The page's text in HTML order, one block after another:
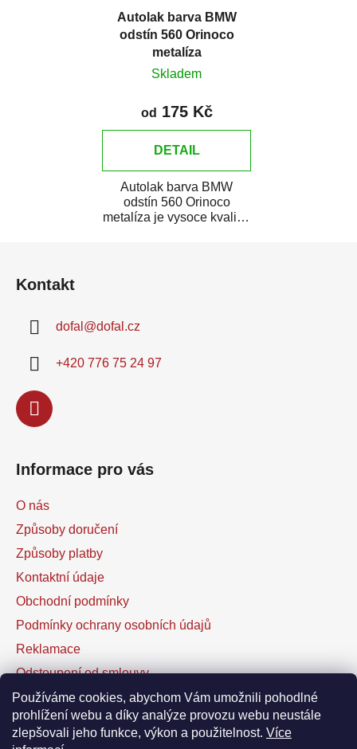
Používáme cookies, abychom Vám umožnili pohodlné
prohlížení webu a díky analýze provozu webu neustále
zlepšovali jeho funkce, výkon a použitelnost. Více
Autolak barva BMW
odstín 560 Orinoco
metalíza
Skladem
od 175 Kč
DETAIL
Autolak barva BMW
odstín 560 Orinoco
metalíza je vysoce kvalitní
Kontakt
dofal @dofal.cz
+420 776 75 24 97
Informace pro vás
O nás
Způsoby doručení
Způsoby platby
Kontaktní údaje
Obchodní podmínky
Podmínky ochrany osobních údajů
Reklamace
Odstoupení od smlouvy
Kontaktní formulář